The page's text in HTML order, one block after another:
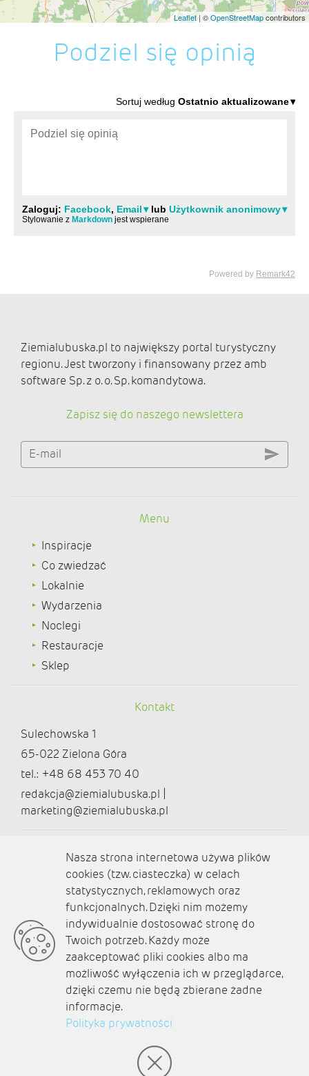
Leaflet | ©OpenStreetMapcontributors
Podziel się opinią
Ziemialubuska.pl to największy portal turystyczny
regionu. Jest tworzony i finansowany przez amb
software Sp. z o. o. Sp. komandytowa.
Zapisz się do naszego newslettera
E-mail
Menu
Inspiracje
Co zwiedzać
Lokalnie
Wydarzenia
Noclegi
Restauracje
Sklep
Kontakt
Sulechowska 1
65-022 Zielona Góra
tel.: +48 68 453 70 40
redakcja@ziemialubuska.pl |
marketing@ziemialubuska.pl
Media społecznościowe
O nas
Kontakt
Polityka prywatności
Aktualności
Zaplanuj podróż
© amb software 2004-2021
Nasza strona internetowa używa plików
cookies (tzw. ciasteczka) w celach
statystycznych, reklamowych oraz
funkcjonalnych. Dzięki nim możemy
indywidualnie dostosować stronę do
Twoich potrzeb. Każdy może
zaakceptować pliki cookies albo ma
możliwość wyłączenia ich w przeglądarce,
dzięki czemu nie będą zbierane żadne
informacje.
Polityka prywatności